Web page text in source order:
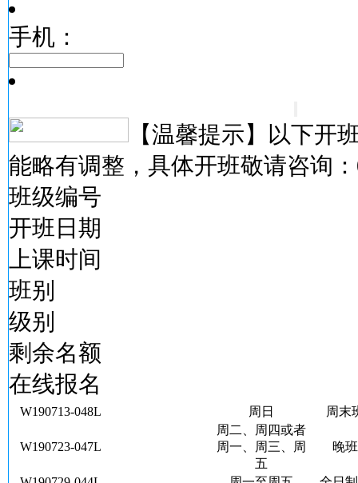
手机：
【温馨提示】以下开
能略有调整，具体开班敬请咨询：
班级编号
开班日期
上课时间
班别
级别
剩余名额
在线报名
W190713-048L 周日 周末
W190723-047L
周二、周四或者
周一、周三、周
五
晚班